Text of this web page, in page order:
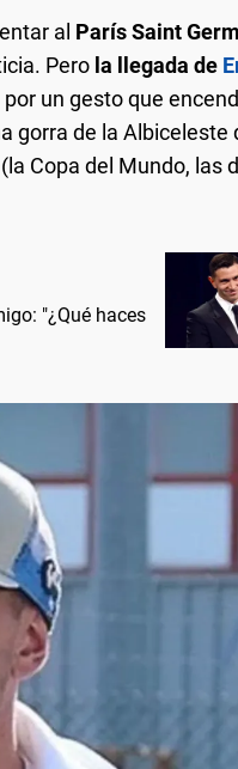
al París Saint
Pero la llegada de
por un gesto que
gorra de la Albiceleste
Copa del Mundo, las
"¿Qué haces